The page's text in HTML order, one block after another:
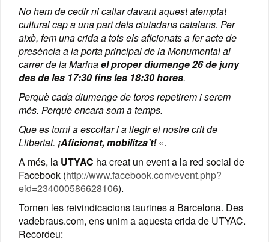
No hem de cedir ni callar davant aquest atemptat
cultural cap a una part dels ciutadans catalans. Per
això, fem una crida a tots els aficionats a fer acte de
presència a la porta principal de la Monumental al
carrer de la Marinael proper diumenge 26 de juny
des de les 17:30 fins les 18:30 hores.
Perquè cada diumenge de toros repetirem i serem
més. Perquè encara som a temps.
Que es torni a escoltar i a llegir el nostre crit de
Llibertat. ¡Aficionat, mobilitza’t!«.
A més, la UTYAC ha creat un event a la red social de
Facebook (http://www.facebook.com/event.php?
eid=234000586628106).
Tornen les reivindicacions taurines a Barcelona. Des
vadebraus.com, ens unim a aquesta crida de UTYAC.
Recordeu: